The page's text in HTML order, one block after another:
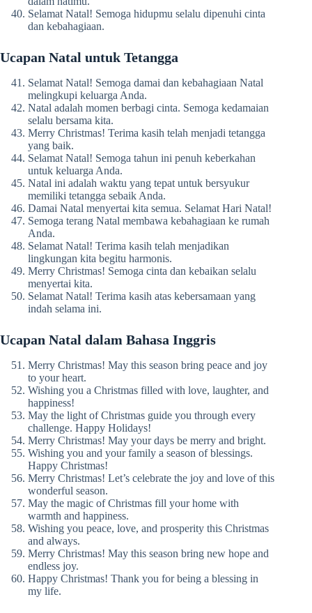
Selamat Natal! Semoga hidupmu selalu dipenuhi cinta
dan kebahagiaan.
Ucapan Natal untuk Tetangga
Selamat Natal! Semoga damai dan kebahagiaan Natal
melingkupi keluarga Anda.
Natal adalah momen berbagi cinta. Semoga kedamaian
selalu bersama kita.
Merry Christmas! Terima kasih telah menjadi tetangga
yang baik.
Selamat Natal! Semoga tahun ini penuh keberkahan
untuk keluarga Anda.
Natal ini adalah waktu yang tepat untuk bersyukur
memiliki tetangga sebaik Anda.
Damai Natal menyertai kita semua. Selamat Hari Natal!
Semoga terang Natal membawa kebahagiaan ke rumah
Anda.
Selamat Natal! Terima kasih telah menjadikan
lingkungan kita begitu harmonis.
Merry Christmas! Semoga cinta dan kebaikan selalu
menyertai kita.
Selamat Natal! Terima kasih atas kebersamaan yang
indah selama ini.
Ucapan Natal dalam Bahasa Inggris
Merry Christmas! May this season bring peace and joy
to your heart.
Wishing you a Christmas filled with love, laughter, and
happiness!
May the light of Christmas guide you through every
challenge. Happy Holidays!
Merry Christmas! May your days be merry and bright.
Wishing you and your family a season of blessings.
Happy Christmas!
Merry Christmas! Let’s celebrate the joy and love of this
wonderful season.
May the magic of Christmas fill your home with
warmth and happiness.
Wishing you peace, love, and prosperity this Christmas
and always.
Merry Christmas! May this season bring new hope and
endless joy.
Happy Christmas! Thank you for being a blessing in
my life.